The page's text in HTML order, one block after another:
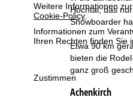
Weitere Informationen
Cookie-Policy.
Informationen zum
Ihren Rechten finden Sie
Zustimmen
t
s
e
i
Hochtal, das
Snowboarder
Etwa 90 km
bieten die
ganz groß
Achenkirch